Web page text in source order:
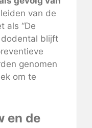
van de
als “De
dodental blijft
genomen
om te
en de